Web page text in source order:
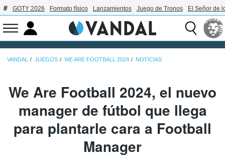
GOTY 2026 Formato físico Lanzamientos Juego de Tronos El Señor de
VANDAL JUEGOS WE ARE FOOTBALL 2024 NOTICIAS
We Are Football 2024, el nuevo
manager de fútbol que llega
para plantarle cara a Football
Manager